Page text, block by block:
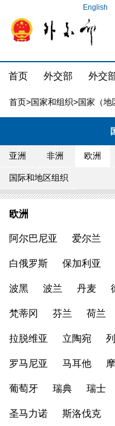
English
首页 外交部 外交
首页>国家和组织>国家（地
亚洲 非洲 欧洲
国际和地区组织
欧洲
阿尔巴尼亚 爱尔兰
白俄罗斯 保加利亚
波黑 波兰 丹麦
梵蒂冈 芬兰 荷兰
拉脱维亚 立陶宛
罗马尼亚 马耳他
葡萄牙 瑞典 瑞士
圣马力诺 斯洛伐克